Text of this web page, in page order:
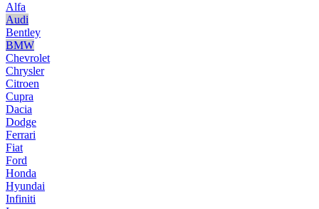
Alfa
Audi
Bentley
BMW
Chevrolet
Chrysler
Citroen
Cupra
Dacia
Dodge
Ferrari
Fiat
Ford
Honda
Hyundai
Infiniti